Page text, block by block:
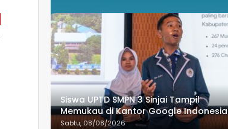
Siswa UPTD SMPN 3 Sinjai Tampil
Memukau di Kantor Google Indonesia
Sabtu, 08/08/2026